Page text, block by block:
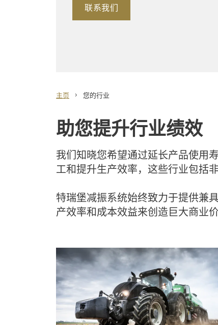
联系我们
主页 › 您的行业
助您提升行业绩效
我们知晓您希望通过延长产品使用
工和提升生产效率，这些行业包括
特瑞堡减振系统始终致力于提供兼
产效率和成本效益来创造巨大商业